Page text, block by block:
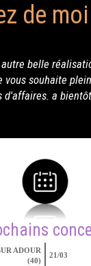
de
autre belle
vous souhaite
d'affaires. a
ADOUR
(40)
21/03